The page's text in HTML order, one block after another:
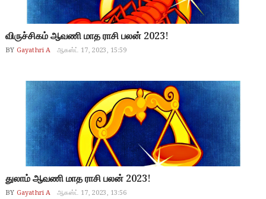
விருச்சிகம் ஆவணி மாத ராசி பலன் 2023!
BY Gayathri A ஆகஸ்ட் 17, 2023, 15:59
துலாம் ஆவணி மாத ராசி பலன் 2023!
BY Gayathri A ஆகஸ்ட் 17, 2023, 13:56